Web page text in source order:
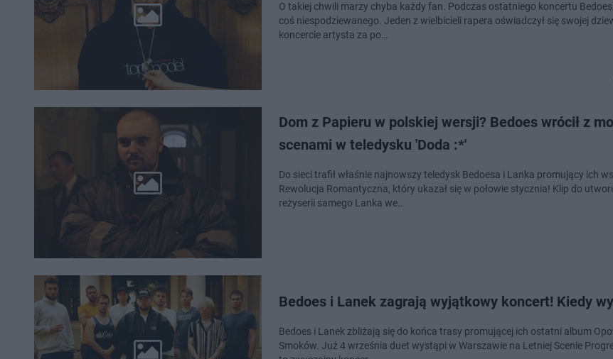
O takiej chwili marzy chyba każdy fan. Podczas ostatniego koncertu
coś niespodziewanego. Jeden z wielbicieli rapera oświadczył się swojej
koncercie artysta za po…
Dom z Papieru w polskiej wersji? Bedoes wrócił z
scenami w teledysku 'Doda :*'
Do sieci trafił właśnie najnowszy teledysk Bedoesa i Lanka promujący ich
Rewolucja Romantyczna, który ukazał się w połowie stycznia! Klip do
reżyserii samego Lanka we…
Bedoes i Lanek zagrają wyjątkowy koncert! Kiedy
Bedoes i Lanek zbliżają się do końca trasy promującej ich ostatni album
Smoków. Już 4 września duet wystąpi w Warszawie na Letniej Scenie